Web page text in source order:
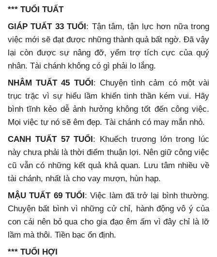
*** TUỔI TUẤT
GIÁP TUẤT 33 TUỔI: Tận tâm, tận lực hơn nữa trong
việc mới sẽ đạt được những thành quả bất ngờ. Đã vậy
lại còn được sự nâng đỡ, yểm trợ tích cực của quý
nhân. Tài chánh không có gì phải lo lắng.
NHÂM TUẤT 45 TUỔI: Chuyện tình cảm có một vài
trục trặc vì sự hiểu lầm khiến tinh thần kém vui. Hãy
bình tĩnh kẻo dễ ảnh hưởng không tốt đến công việc.
Mọi việc tự nó sẽ êm đẹp. Tài chánh có may mắn nhỏ.
CANH TUẤT 57 TUỔI: Khuếch trương lớn trong lúc
này chưa phải là thời điểm thuận lợi. Nên giữ công việc
cũ vẫn có những kết quả khả quan. Lưu tâm nhiều về
tài chánh, nhất là cho vay mượn, hùn hạp.
MẬU TUẤT 69 TUỔI: Việc làm đã trở lại bình thường.
Chuyện bất bình vì những cử chỉ, hành động vô ý của
con cái nên bỏ qua cho gia đạo êm ấm vì đây chỉ là lỡ
lầm mà thôi. Tiền bạc ổn định.
*** TUỔI HỢI